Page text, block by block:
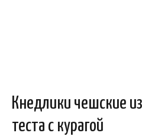
Кнедлики чешские
теста с курагой